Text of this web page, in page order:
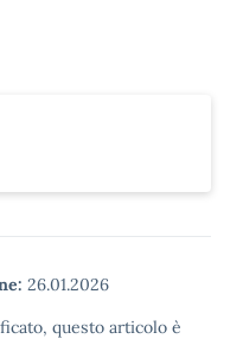
26.01.2026
questo articolo è